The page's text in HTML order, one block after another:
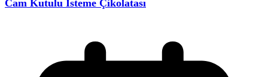
Cam Kutulu İsteme Çikolatası